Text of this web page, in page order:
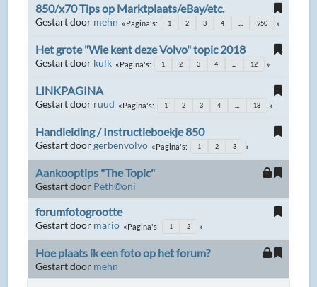
850/x70 Tips op Marktplaats/eBay/etc.
Gestart door mehn Pagina's 1 2 3 4 950
Het grote "Wie kent deze Volvo" topic 2018
Gestart door kulk Pagina's 1 2 3 4 12
LINKPAGINA
Gestart door ruud Pagina's 1 2 3 4 18
Handleiding / Instructieboekje 850
Gestart doorgerbenvolvo Pagina's 1 2 3
Aankooptips "The Topic"
Gestart door Peth©oni
forumfotogrootte
Gestart door mario Pagina's 1 2
Hoe plaats ik een foto op het forum?
Gestart door mehn